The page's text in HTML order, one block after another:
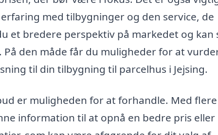
med tilbygninger og den service, de
et bredere perspektiv på markedet og kan
den måde får du muligheder for at
til din tilbygning til parcelhus i Jejsing.
er muligheden for at forhandle. Med flere
information til at opnå en bedre pris eller